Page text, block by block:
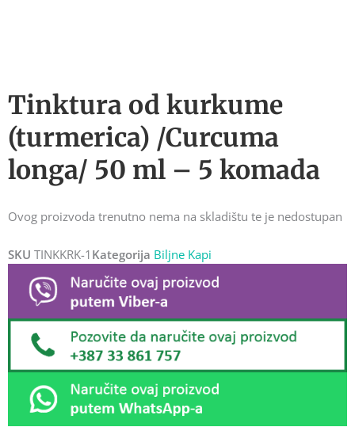
Tinktura od kurkume
(turmerica) /Curcuma
longa/ 50 ml – 5 komada
Ovog proizvoda trenutno nema na skladištu te je nedostupan
SKU TINKKRK-1 Kategorija Biljne Kapi